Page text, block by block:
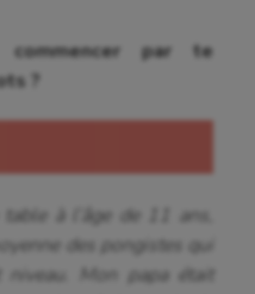
par te
?
table à l’âge de 11 ans,
des pongistes qui
niveau. Mon papa était